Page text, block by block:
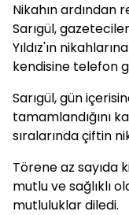
Nikahın ardından
Sarıgül,
Yıldız'ın
kendisine telefon
Sarıgül, gün
tamamlandığını
sıralarında çiftin
Törene az sayıda
mutlu ve sağlıklı
mutluluklar diledi.